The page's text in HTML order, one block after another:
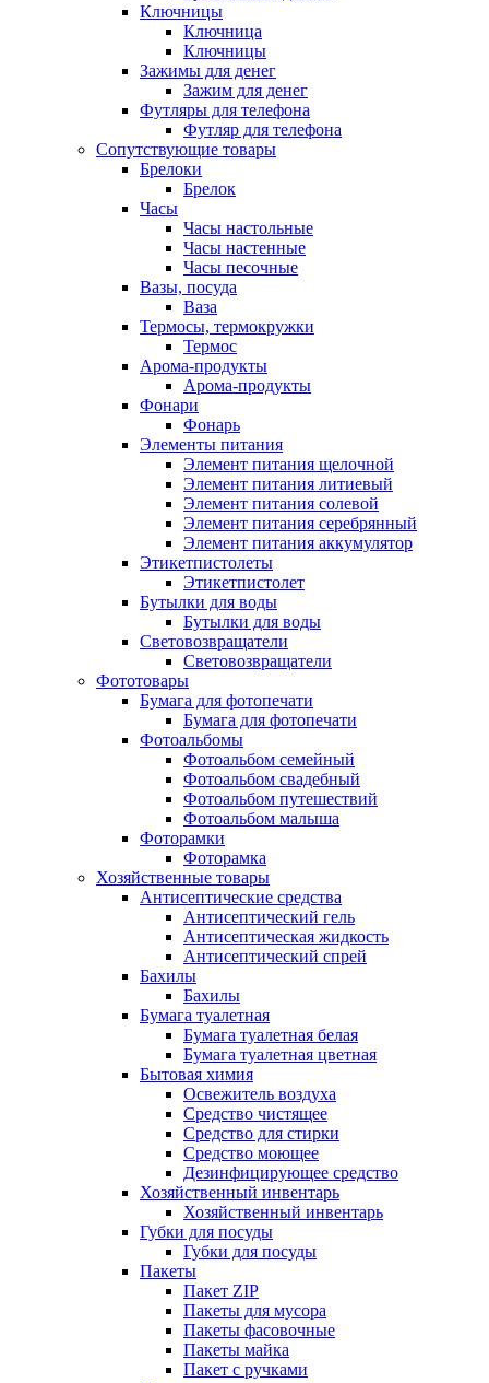
Ключницы
Ключница
Ключницы
Зажимы для денег
Зажим для денег
Футляры для телефона
Футляр для телефона
Сопутствующие товары
Брелоки
Брелок
Часы
Часы настольные
Часы настенные
Часы песочные
Вазы, посуда
Ваза
Термосы, термокружки
Термос
Арома-продукты
Арома-продукты
Фонари
Фонарь
Элементы питания
Элемент питания щелочной
Элемент питания литиевый
Элемент питания солевой
Элемент питания серебрянный
Элемент питания аккумулятор
Этикетпистолеты
Этикетпистолет
Бутылки для воды
Бутылки для воды
Световозвращатели
Световозвращатели
Фототовары
Бумага для фотопечати
Бумага для фотопечати
Фотоальбомы
Фотоальбом семейный
Фотоальбом свадебный
Фотоальбом путешествий
Фотоальбом малыша
Фоторамки
Фоторамка
Хозяйственные товары
Антисептические средства
Антисептический гель
Антисептическая жидкость
Антисептический спрей
Бахилы
Бахилы
Бумага туалетная
Бумага туалетная белая
Бумага туалетная цветная
Бытовая химия
Освежитель воздуха
Средство чистящее
Средство для стирки
Средство моющее
Дезинфицирующее средство
Хозяйственный инвентарь
Хозяйственный инвентарь
Губки для посуды
Губки для посуды
Пакеты
Пакет ZIP
Пакеты для мусора
Пакеты фасовочные
Пакеты майка
Пакет с ручками